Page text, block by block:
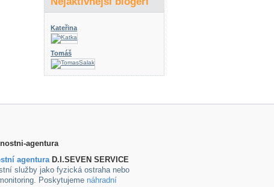
Kateřina
Tomáš
agenturaD.I.SEVEN SERVICE
služby jako fyzická ostraha nebo
Poskytujeme náhradní